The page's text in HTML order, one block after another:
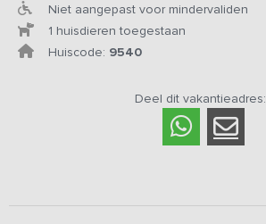
Niet aangepast voor mindervaliden
1 huisdieren toegestaan
Huiscode: 9540
Deel dit vakantieadres: